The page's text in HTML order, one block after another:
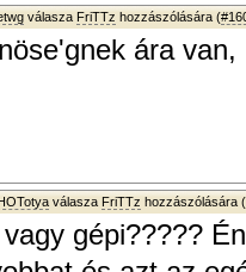
válasza FriTTz hozzászólására (
ára
válasza FriTTz hozzászólására (
vagy gépi?????